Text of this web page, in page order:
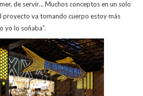
r
de servir… Muchos conceptos en un solo
proyecto va tomando cuerpo estoy más
yo lo soñaba”.